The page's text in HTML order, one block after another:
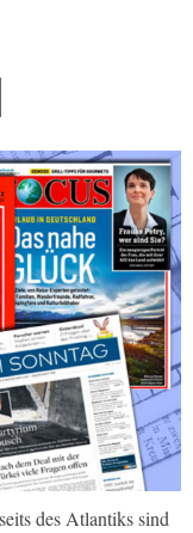
des Atlantiks sind